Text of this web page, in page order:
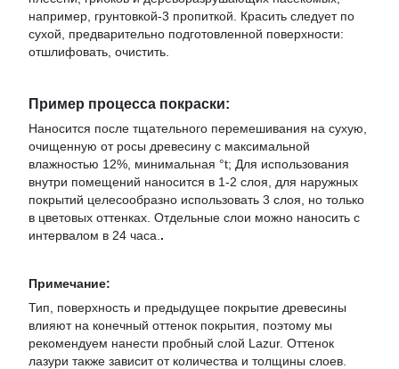
например, грунтовкой-3 пропиткой. Красить следует по
сухой, предварительно подготовленной поверхности:
отшлифовать, очистить.
Пример процесса покраски:
Наносится после тщательного перемешивания на сухую,
очищенную от росы древесину с максимальной
влажностью 12%, минимальная °t; Для использования
внутри помещений наносится в 1-2 слоя, для наружных
покрытий целесообразно использовать 3 слоя, но только
в цветовых оттенках. Отдельные слои можно наносить с
интервалом в 24 часа. .
Примечание:
Тип, поверхность и предыдущее покрытие древесины
влияют на конечный оттенок покрытия, поэтому мы
рекомендуем нанести пробный слой Lazur. Оттенок
лазури также зависит от количества и толщины слоев.